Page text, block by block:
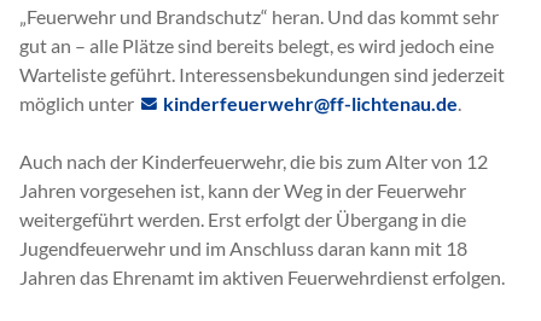
„Feuerwehr und Brandschutz“ heran. Und das kommt sehr
gut an – alle Plätze sind bereits belegt, es wird jedoch eine
Warteliste geführt. Interessensbekundungen sind jederzeit
möglich unter
k nd rf rw hr ff-l cht n d .
Auch nach der Kinderfeuerwehr, die bis zum Alter von 12
Jahren vorgesehen ist, kann der Weg in der Feuerwehr
weitergeführt werden. Erst erfolgt der Übergang in die
Jugendfeuerwehr und im Anschluss daran kann mit 18
Jahren das Ehrenamt im aktiven Feuerwehrdienst erfolgen.